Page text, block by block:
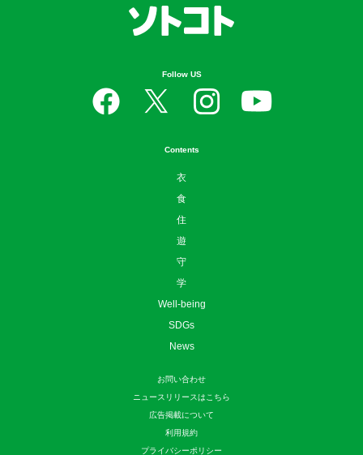
Follow US
Contents
衣
食
住
遊
守
学
Well-being
SDGs
News
お問い合わせ
ニュースリリースはこちら
広告掲載について
利用規約
プライバシーポリシー